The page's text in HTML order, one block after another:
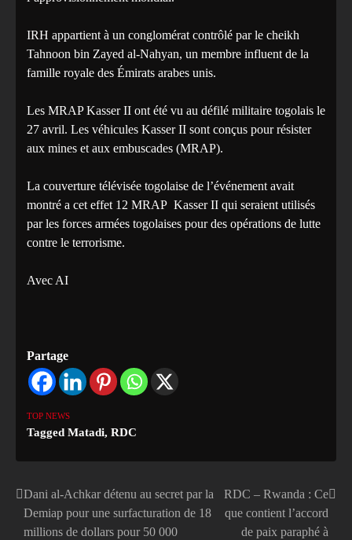
IRH appartient à un conglomérat contrôlé par le cheikh
Tahnoon bin Zayed al-Nahyan, un membre influent de la
famille royale des Émirats arabes unis.
Les MRAP Kasser II ont été vu au défilé militaire togolais le
27 avril. Les véhicules Kasser II sont conçus pour résister
aux mines et aux embuscades (MRAP).
La couverture télévisée togolaise de l’événement avait
montré a cet effet 12 MRAP Kasser II qui seraient utilisés
par les forces armées togolaises pour des opérations de lutte
contre le terrorisme.
Avec AI
Partage
TOP NEWS
Tagged Matadi, RDC
Navigation
de
Dani al-Achkar détenu au secret par la
Demiap pour une surfacturation de 18
millions de dollars pour 50 000
RDC – Rwanda : Ce
que contient l’accord
de paix paraphé à